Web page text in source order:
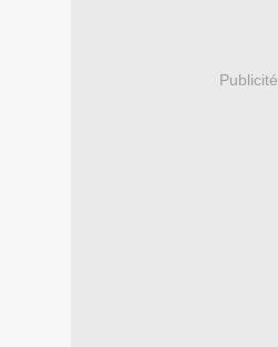
Publicité